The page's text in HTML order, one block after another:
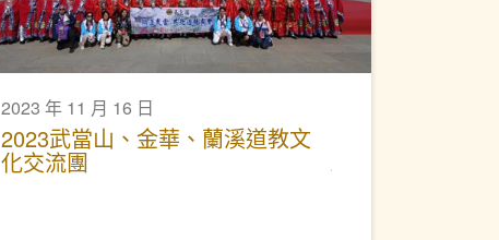
2023 年 11 月 16 日
2023武當山、金華、蘭溪道教文
化交流團